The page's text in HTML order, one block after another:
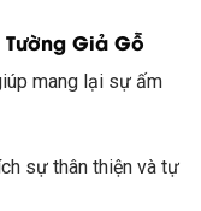
Giả Gỗ
mang lại sự ấm
sự thân thiện và tự